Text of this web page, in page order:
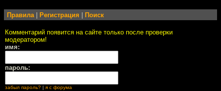
Правила| Регистрация Поиск
Комментарий появится на сайте только после проверки
модератором!
имя:
пароль:
забыл пароль? | я с форума